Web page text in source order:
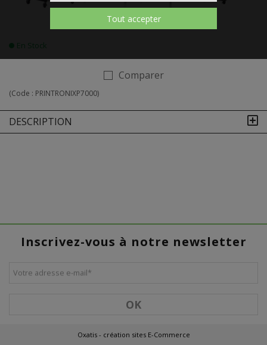
En Stock
Comparer
(Code : PRINTRONIXP7000)
DESCRIPTION
Tout accepter
Inscrivez-vous à notre newsletter
Votre adresse e-mail*
OK
Oxatis - création sites E-Commerce